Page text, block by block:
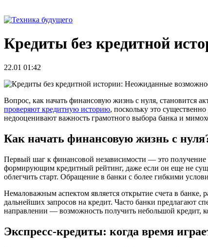
Кредиты без кредитной
22.01 01:42
Вопрос, как начать финансовую жизнь с нуля, становится
проверяют кредитную историю, поскольку это
недооценивают важность грамотного выбора банка и
Как начать финансовую жизнь с
Первый шаг к финансовой независимости — это получение
формирующим кредитный рейтинг, даже если он еще не
облегчить старт. Обращение в банки с более гибкими
Немаловажным аспектом является открытие счета в
дальнейших запросов на кредит. Часто банки предлагают
направлении — возможность получить небольшой кредит,
Экспресс-кредиты: когда время